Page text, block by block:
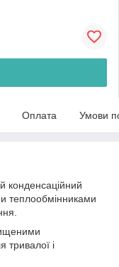
Оплата Умови
конденсаційний
теплообмінниками
тривалої і